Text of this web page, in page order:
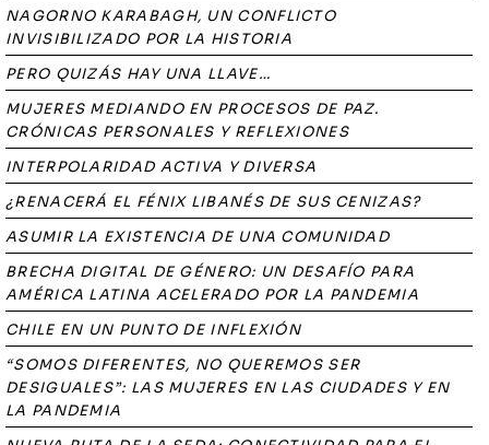
NAGORNO KARABAGH, UN CONFLICTO
INVISIBILIZADO POR LA HISTORIA
PERO QUIZÁS HAY UNA LLAVE…
MUJERES MEDIANDO EN PROCESOS DE PAZ.
CRÓNICAS PERSONALES Y REFLEXIONES
INTERPOLARIDAD ACTIVA Y DIVERSA
¿RENACERÁ EL FÉNIX LIBANÉS DE SUS CENIZAS?
ASUMIR LA EXISTENCIA DE UNA COMUNIDAD
BRECHA DIGITAL DE GÉNERO: UN DESAFÍO PARA
AMÉRICA LATINA ACELERADO POR LA PANDEMIA
CHILE EN UN PUNTO DE INFLEXIÓN
“SOMOS DIFERENTES, NO QUEREMOS SER
DESIGUALES”: LAS MUJERES EN LAS CIUDADES Y EN
LA PANDEMIA